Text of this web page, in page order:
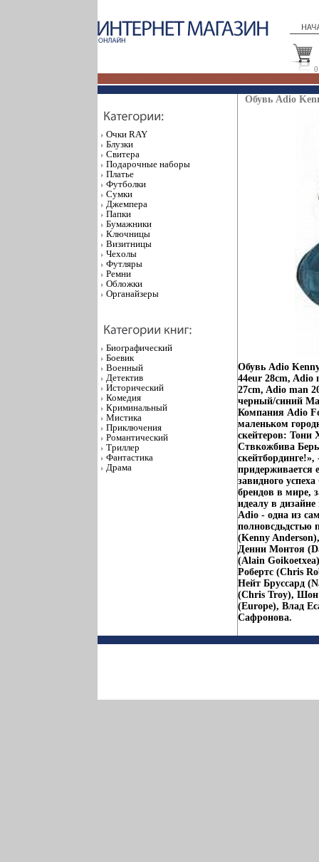
0
Очки RAY
Блузки
Свитера
Подарочные наборы
Платье
Футболки
Сумки
Джемпера
Папки
Бумажники
Ключницы
Визитницы
Чехолы
Футляры
Ремни
Обложки
Органайзеры
Биографический
Боевик
Военный
Детектив
Исторический
Комедия
Криминальный
Мистика
Приключения
Романтический
Триллер
Фантастика
Драма
Обувь Adio
Обувь Adio
44eur 28cm, Adio
27cm, Adio man
черный/синий
Компания Adio
маленьком
скейтеров: Тони
Ствкожбива
придерживается
завидного
брендов в мире,
идеалу в
Adio - одна из
полновсдьдстью
(Kenny
Денни Монтоя
(Alain
Робертс (Chris
Нейт Бруссард
(Chris Troy), Шон
(Europe), Влад
Сафронова.